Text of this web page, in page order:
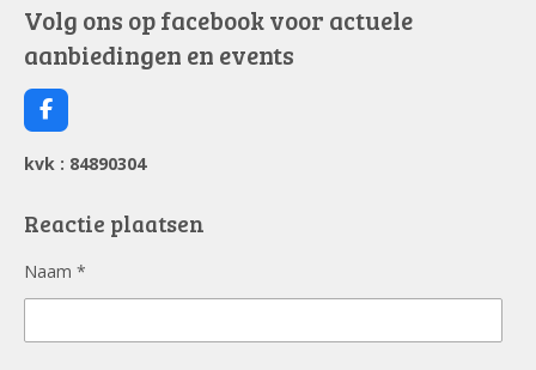
Volg ons op facebook voor actuele
aanbiedingen en events
F
a
c
e
o
kvk : 84890304
Reactie plaatsen
Naam *